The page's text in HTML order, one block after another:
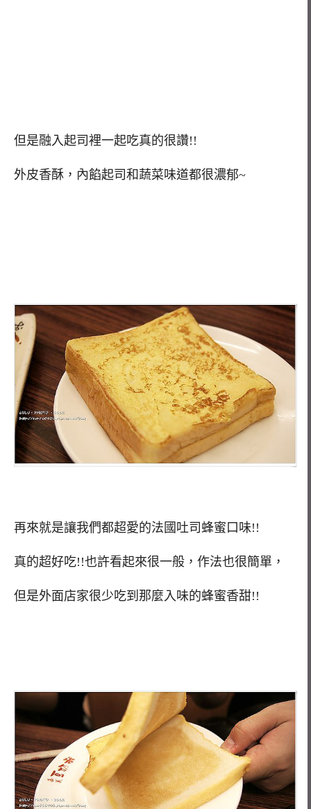
但是融入起司裡一起吃真的很讚!!
外皮香酥，內餡起司和蔬菜味道都很濃郁~
再來就是讓我們都超愛的法國吐司蜂蜜口味!!
真的超好吃!!也許看起來很一般，作法也很簡單，
但是外面店家很少吃到那麼入味的蜂蜜香甜!!